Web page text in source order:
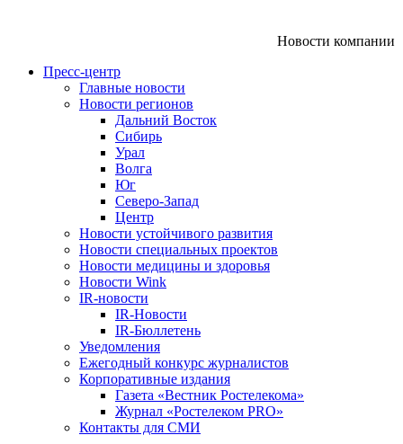
Новости компании
Пресс-центр
Главные новости
Новости регионов
Дальний Восток
Сибирь
Урал
Волга
Юг
Северо-Запад
Центр
Новости устойчивого развития
Новости специальных проектов
Новости медицины и здоровья
Новости Wink
IR-новости
IR-Новости
IR-Бюллетень
Уведомления
Ежегодный конкурс журналистов
Корпоративные издания
Газета «Вестник Ростелекома»
Журнал «Ростелеком PRO»
Контакты для СМИ